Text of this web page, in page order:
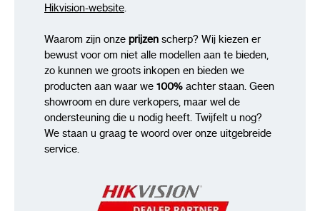
Hikvision-website.
Waarom zijn onze prijzen scherp? Wij kiezen er
bewust voor om niet alle modellen aan te bieden,
zo kunnen we groots inkopen en bieden we
producten aan waar we 100% achter staan. Geen
showroom en dure verkopers, maar wel de
ondersteuning die u nodig heeft. Twijfelt u nog?
We staan u graag te woord over onze uitgebreide
service.